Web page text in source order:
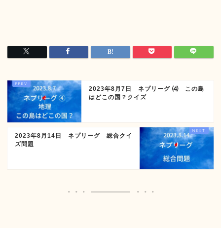
2023年8月7日 ネプリーグ ⑷ この島
はどこの国？クイズ
2023年8月14日 ネプリーグ 総合クイ
ズ問題